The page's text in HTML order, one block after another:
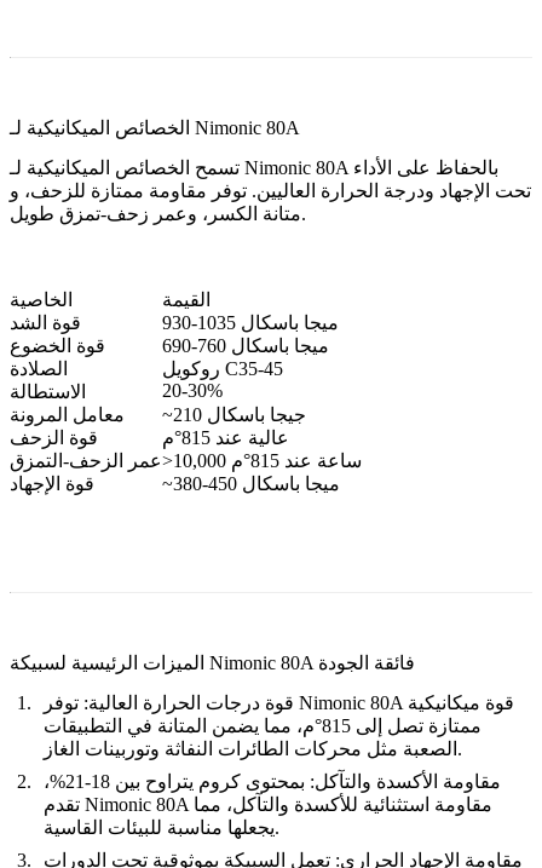
الخصائص الميكانيكية لـ Nimonic 80A
تسمح الخصائص الميكانيكية لـ Nimonic 80A بالحفاظ على الأداء
تحت الإجهاد ودرجة الحرارة العاليين. توفر مقاومة ممتازة للزحف، و
متانة الكسر، وعمر زحف-تمزق طويل.
الخاصية
القيمة
قوة الشد
930-1035 ميجا باسكال
قوة الخضوع
690-760 ميجا باسكال
الصلادة
روكويل C35-45
الاستطالة
20-30%
معامل المرونة
~210 جيجا باسكال
قوة الزحف
عالية عند 815°م
عمر الزحف-التمزق
>10,000 ساعة عند 815°م
قوة الإجهاد
~380-450 ميجا باسكال
الميزات الرئيسية لسبيكة Nimonic 80A فائقة الجودة
قوة درجات الحرارة العالية: توفر Nimonic 80A قوة ميكانيكية
ممتازة تصل إلى 815°م، مما يضمن المتانة في التطبيقات
الصعبة مثل محركات الطائرات النفاثة وتوربينات الغاز.
مقاومة الأكسدة والتآكل:
بمحتوى كروم يتراوح بين 18-21%،
تقدم Nimonic 80A مقاومة استثنائية للأكسدة والتآكل، مما
يجعلها مناسبة للبيئات القاسية.
مقاومة الإجهاد الحراري: تعمل السبيكة بموثوقية تحت الدورات